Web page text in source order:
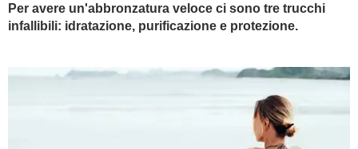
GASTRONOMIA
Per avere un'abbronzatura veloce ci sono tre trucchi
infallibili: idratazione, purificazione e protezione.